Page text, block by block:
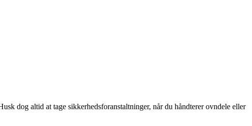
dog altid at tage sikkerhedsforanstaltninger, når du håndterer ovndele eller